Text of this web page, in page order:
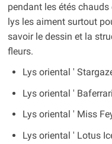
pendant les étés
lys les aiment surtout
savoir le dessin et la
fleurs.
Lys oriental '
Lys oriental '
Lys oriental ' Miss
Lys oriental ' Lotus